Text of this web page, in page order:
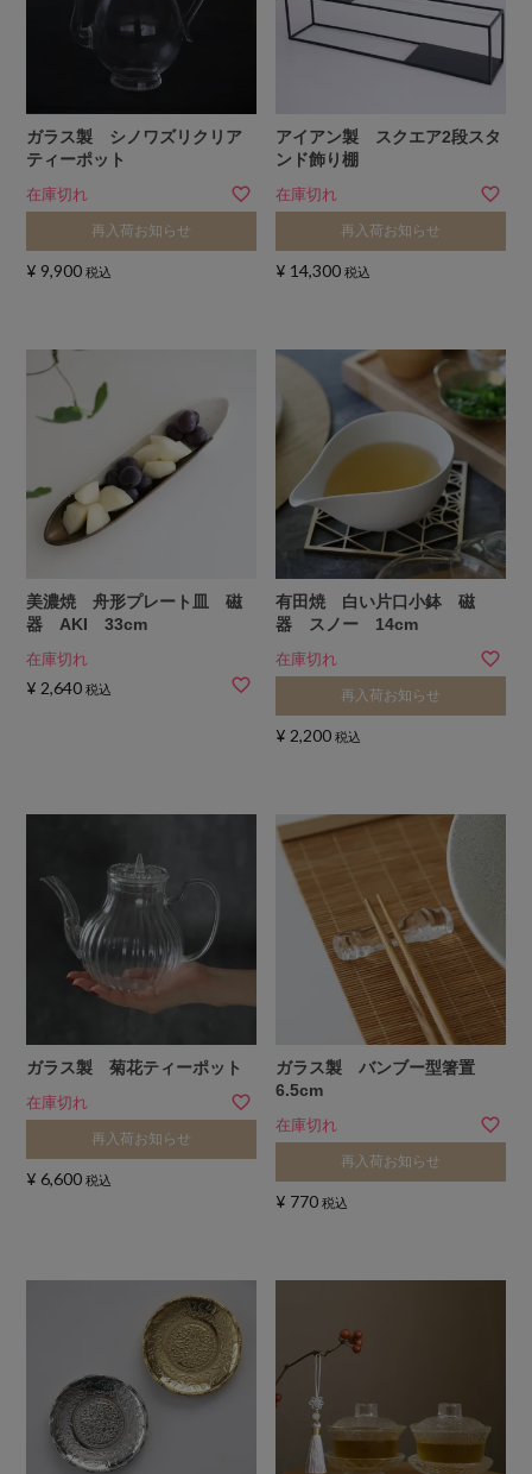
ガラス製 シノワズリクリア
ティーポット
在庫切れ
再入荷お知らせ
¥ 9,900 税込
アイアン製 スクエア2段スタ
ンド飾り棚
在庫切れ
再入荷お知らせ
¥ 14,300 税込
美濃焼 舟形プレート皿 磁
器 AKI 33cm
在庫切れ
¥ 2,640 税込
有田焼 白い片口小鉢 磁
器 スノー 14cm
在庫切れ
再入荷お知らせ
¥ 2,200 税込
ガラス製 菊花ティーポット
在庫切れ
再入荷お知らせ
¥ 6,600 税込
ガラス製 バンブー型箸置
6.5cm
在庫切れ
再入荷お知らせ
¥ 770 税込